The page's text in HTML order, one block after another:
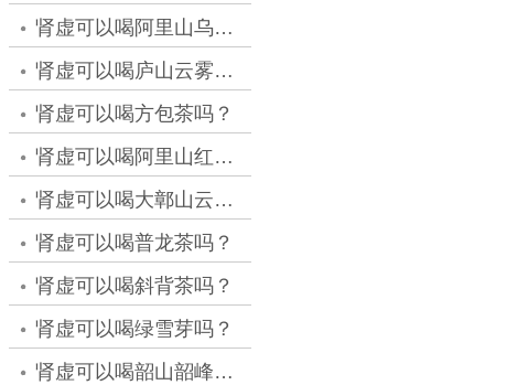
肾虚可以喝阿里山乌龙茶吗？
肾虚可以喝庐山云雾茶吗？
肾虚可以喝方包茶吗？
肾虚可以喝阿里山红茶吗？
肾虚可以喝大鄣山云雾茶吗？
肾虚可以喝普龙茶吗？
肾虚可以喝斜背茶吗？
肾虚可以喝绿雪芽吗？
肾虚可以喝韶山韶峰吗？